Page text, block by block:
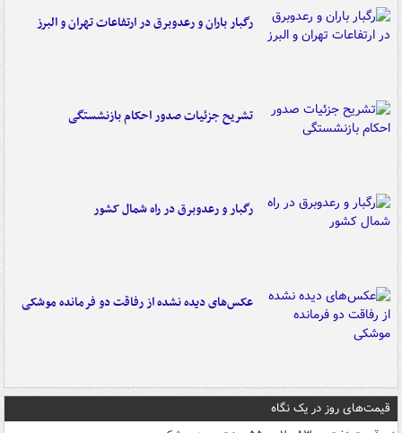
رگبار باران و رعدوبرق در ارتفاعات تهران و البرز
تشریح جزئیات صدور احکام بازنشستگی
رگبار و رعدوبرق در راه شمال کشور
عکس‌های دیده نشده از رفاقت دو فرمانده‌ موشکی
قیمت‌های روز در یک نگاه